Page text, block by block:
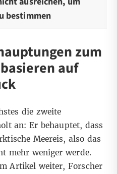
bestimmen
zum
auf
die zweite
an: Er behauptet, dass
Meereis, also das
mehr weniger werde.
Artikel weiter, Forscher